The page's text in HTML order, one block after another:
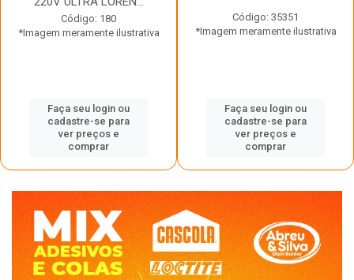
Código: 180
*Imagem meramente ilustrativa
Faça seu login ou
cadastre-se para
ver preços e
comprar
Código: 35351
*Imagem meramente ilustrativa
Faça seu login ou
cadastre-se para
ver preços e
comprar